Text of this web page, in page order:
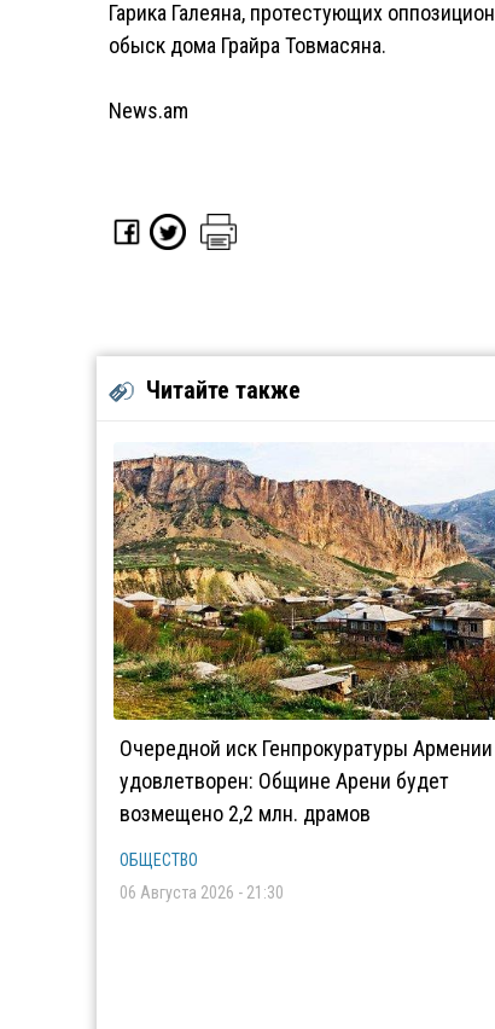
Гарика Галеяна, протестующих
обыск дома Грайра Товмасяна.
News.am
Читайте также
Очередной иск Генпрокуратуры Армении
удовлетворен: Общине Арени будет
возмещено 2,2 млн. драмов
ОБЩЕСТВО
06 Августа 2026 - 21:30